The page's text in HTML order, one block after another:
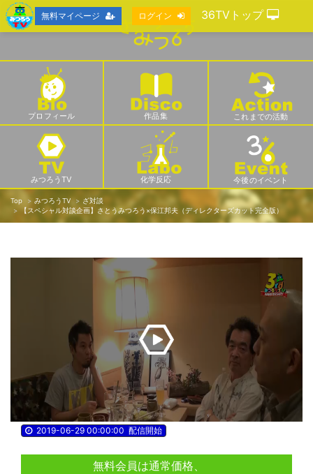
プロフィール 作品集 これまでの活動
みつろうTV 化学反応 今後のイベント
Top みつろうTV
ざ対談
【スペシャル対談企画】さとうみつろう×保江邦夫（ディレクターズカット完全版）
2019-06-29 00:00:00 配信開始
無料会員は通常価格、
無料マイページ ログイン 36TVトップ